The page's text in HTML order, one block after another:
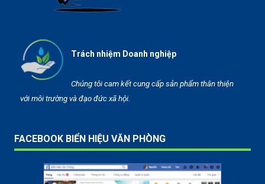
Trách nhiệm Doanh nghiệp
Chúng tôi cam kết cung cấp sản phẩm thân thiện
với môi trường và đạo đức xã hội.
FACEBOOK BIỂN HIỆU VĂN PHÒNG